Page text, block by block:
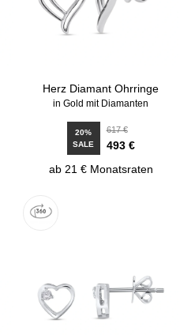
Herz Diamant Ohrringe
in Gold mit Diamanten
20%
SALE
617 €
493 €
ab 21 € Monatsraten